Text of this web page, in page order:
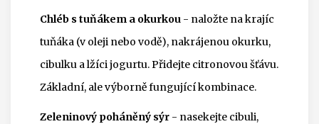
Chléb s tuňákem a okurkou - naložte na krajíc
tuňáka (v oleji nebo vodě), nakrájenou okurku,
cibulku a lžíci jogurtu. Přidejte citronovou šťávu.
Základní, ale výborně fungující kombinace.
Zeleninový poháněný sýr - nasekejte cibuli,